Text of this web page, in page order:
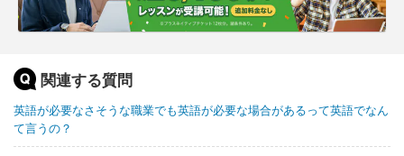
関連する質問
英語が必要なさそうな職業でも英語が必要な場合があるって英語でなん
て言うの？